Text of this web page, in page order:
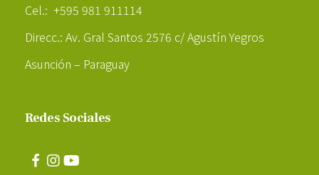
Cel.: +595 981 911114
Direcc.: Av. Gral Santos 2576 c/ Agustín Yegros
Asunción – Paraguay
Redes Sociales